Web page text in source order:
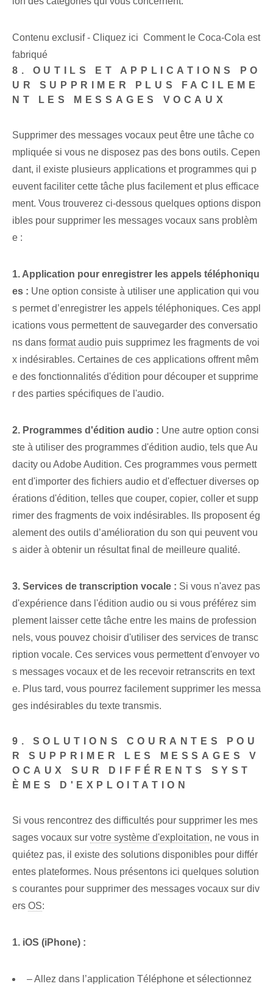
Contenu exclusif - Cliquez ici Comment le Coca-Cola est
fabriqué
8. OUTILS ET APPLICATIONS PO
UR SUPPRIMER PLUS FACILEME
NT LES MESSAGES VOCAUX
Supprimer des messages vocaux peut être une tâche co
mpliquée si vous ne disposez pas des bons outils. Cepen
dant, il existe plusieurs applications et programmes qui p
euvent faciliter cette tâche plus facilement et plus efficace
ment. Vous trouverez ci-dessous quelques options dispon
ibles pour supprimer les messages vocaux sans problèm
e :
1. Application pour enregistrer les appels téléphoniqu
es : Une option consiste à utiliser une application qui vou
s permet d’enregistrer les appels téléphoniques. Ces appl
ications vous permettent de sauvegarder des conversatio
ns dans format audio puis supprimez les fragments de voi
x indésirables. Certaines de ces applications offrent mêm
e des fonctionnalités d'édition pour découper et supprime
r des parties spécifiques de l'audio.
2. Programmes d'édition audio : Une autre option consi
ste à utiliser des programmes d'édition audio, tels que Au
dacity ou Adobe Audition. Ces programmes vous permett
ent d'importer des fichiers audio et d'effectuer diverses op
érations d'édition, telles que couper, copier, coller et supp
rimer des fragments de voix indésirables. Ils proposent ég
alement des outils d’amélioration du son qui peuvent vou
s aider à obtenir un résultat final de meilleure qualité.
3. Services de transcription vocale : Si vous n'avez pas
d'expérience dans l'édition audio ou si vous préférez sim
plement laisser cette tâche entre les mains de profession
nels, vous pouvez choisir d'utiliser des services de transc
ription vocale. Ces services vous permettent d'envoyer vo
s messages vocaux et de les recevoir retranscrits en text
e. Plus tard, vous pourrez facilement supprimer les messa
ges indésirables du texte transmis.
9. SOLUTIONS COURANTES POU
R SUPPRIMER LES MESSAGES V
OCAUX SUR DIFFÉRENTS SYST
ÈMES D'EXPLOITATION
Si vous rencontrez des difficultés pour supprimer les mes
sages vocaux sur votre système d'exploitation, ne vous in
quiétez pas, il existe des solutions disponibles pour différ
entes plateformes. Nous présentons ici quelques solution
s courantes pour supprimer des messages vocaux sur div
ers OS:
1. iOS (iPhone) :
– Allez dans l’application Téléphone et sélectionnez